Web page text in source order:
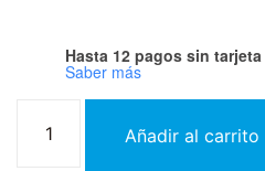
Hasta 12 pagos sin tarjeta
Saber más
Añadir al carrito